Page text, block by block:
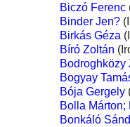
Biczó Ferenc
Binder Jen?
Birkás Géza
Bíró Zoltán
Bodroghközy
Bogyay
Bója Gergely
Bolla Márton;
Bonkáló